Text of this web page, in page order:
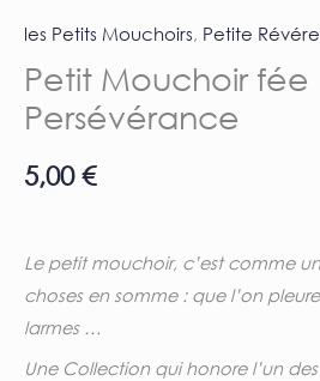
les Petits Mouchoirs, Petite
Petit Mouchoir fée
Persévérance
5,00 €
Le petit mouchoir, c’est comme
choses en somme : que l’on
larmes …
Une Collection qui honore l’un